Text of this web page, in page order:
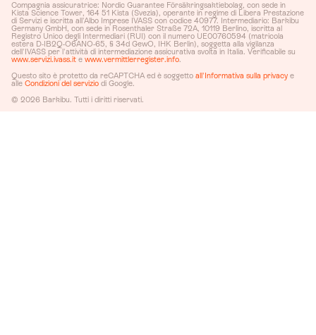
Compagnia assicuratrice: Nordic Guarantee Försäkringsaktiebolag, con sede in
Kista Science Tower, 164 51 Kista (Svezia), operante in regime di Libera Prestazione
di Servizi e iscritta all'Albo Imprese IVASS con codice 40977. Intermediario: Barkibu
Germany GmbH, con sede in Rosenthaler Straße 72A, 10119 Berlino, iscritta al
Registro Unico degli Intermediari (RUI) con il numero UE00760594 (matricola
estera D-IB2Q-O6ANO-65, § 34d GewO, IHK Berlin), soggetta alla vigilanza
dell'IVASS per l'attività di intermediazione assicurativa svolta in Italia. Verificabile su
www.servizi.ivass.it e www.vermittlerregister.info.
Questo sito è protetto da reCAPTCHA ed è soggetto all'Informativa sulla privacy e
alle Condizioni del servizio di Google.
© 2026 Barkibu. Tutti i diritti riservati.